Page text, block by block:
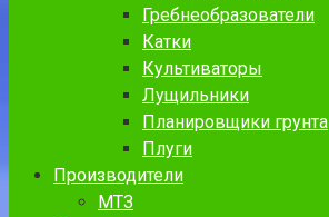
Гребнеобразователи
Катки
Культиваторы
Лущильники
Планировщики грунта
Плуги
Производители
МТЗ